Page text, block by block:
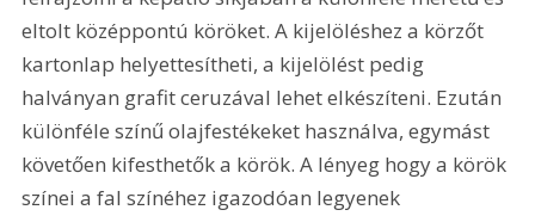
eltolt középpontú köröket. A kijelöléshez a körzőt
kartonlap helyettesítheti, a kijelölést pedig
halványan grafit ceruzával lehet elkészíteni. Ezután
különféle színű olajfestékeket használva, egymást
követően kifesthetők a körök. A lényeg hogy a körök
színei a fal színéhez igazodóan legyenek